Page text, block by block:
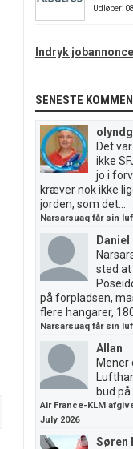
Udløber:
Indryk jobannonce
SENESTE
Det
ikke
jo i
kræver nok ikke
jorden, som det...
Narsarsuaq får sin
Daniel
sted at
på forpladsen,
flere hangarer,
Narsarsuaq får sin
Allan
Mener
bud på
Air France-KLM
July 2026
Søren